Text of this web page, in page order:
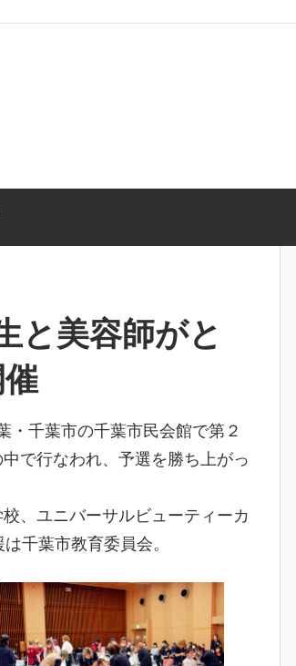
と美容師がと
・千葉市の千葉市民会館で第２
で行なわれ、予選を勝ち上がっ
、ユニバーサルビューティーカ
千葉市教育委員会。